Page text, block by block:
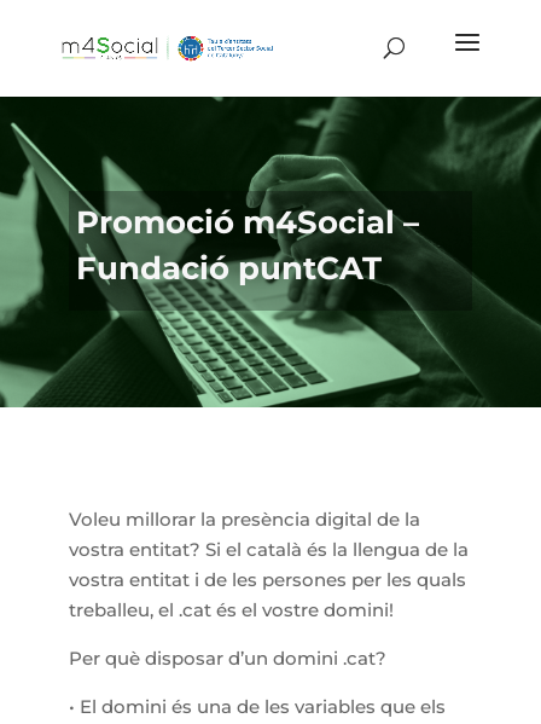
Promoció m4Social –
Fundació puntCAT
Voleu millorar la presència digital de la
vostra entitat? Si el català és la llengua de la
vostra entitat i de les persones per les quals
treballeu, el .cat és el vostre domini!
Per què disposar d’un domini .cat?
• El domini és una de les variables que els